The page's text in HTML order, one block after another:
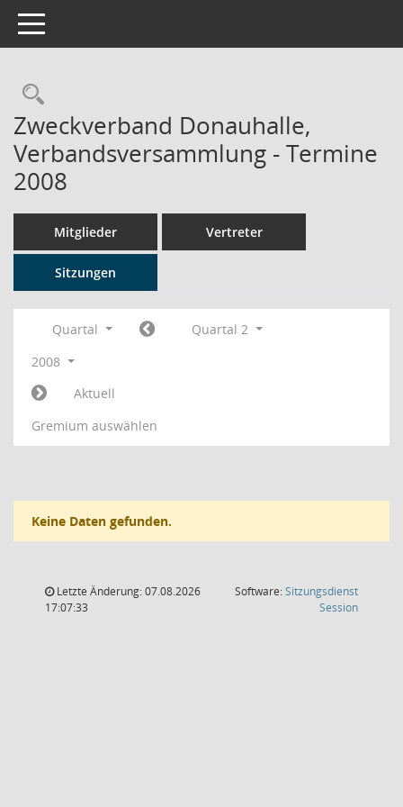
Toggle navigation
Rechercheauswahl
Zweckverband Donauhalle,
Verbandsversammlung - Termine
2008
Mitglieder Vertreter
Sitzungen
Quartal
Quartal 2
2008
Aktuell
Gremium auswählen
Keine Daten gefunden.
Letzte Änderung: 07.08.2026
17:07:33
Software:Sitzungsdienst
Session(Wird in